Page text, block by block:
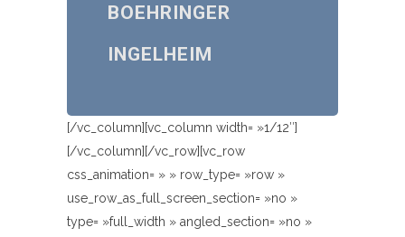
BOEHRINGER
INGELHEIM
[/vc_column][vc_column width= »1/12″]
[/vc_column][/vc_row][vc_row
css_animation= » » row_type= »row »
use_row_as_full_screen_section= »no »
type= »full_width » angled_section= »no »